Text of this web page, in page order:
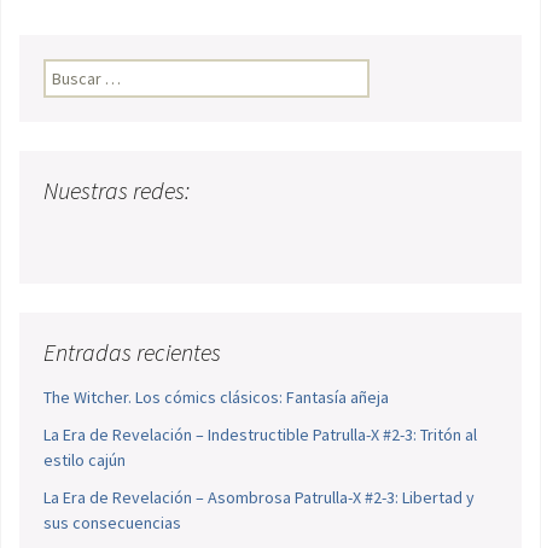
Buscar:
Nuestras redes:
Entradas recientes
The Witcher. Los cómics clásicos: Fantasía añeja
La Era de Revelación – Indestructible Patrulla-X #2-3: Tritón al
estilo cajún
La Era de Revelación – Asombrosa Patrulla-X #2-3: Libertad y
sus consecuencias